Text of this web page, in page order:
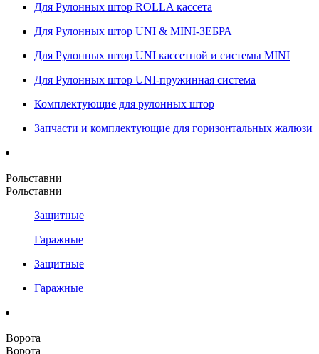
Для Рулонных штор ROLLA кассета
Для Рулонных штор UNI & MINI-ЗЕБРА
Для Рулонных штор UNI кассетной и системы MINI
Для Рулонных штор UNI-пружинная система
Комплектующие для рулонных штор
Запчасти и комплектующие для горизонтальных жалюзи
Рольставни
Рольставни
Защитные
Гаражные
Защитные
Гаражные
Ворота
Ворота